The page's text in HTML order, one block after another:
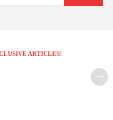
ARTICLES!